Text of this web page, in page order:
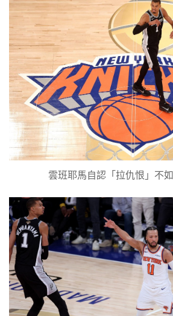
雲班耶馬自認「拉仇恨」不